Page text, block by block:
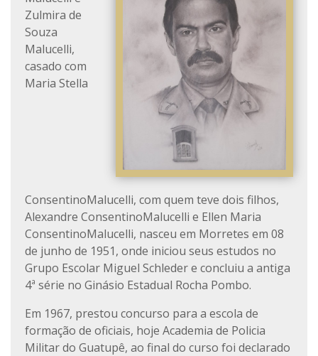
Zulmira de
Souza
Malucelli,
casado com
Maria Stella
ConsentinoMalucelli, com quem teve dois filhos,
Alexandre ConsentinoMalucelli e Ellen Maria
ConsentinoMalucelli, nasceu em Morretes em 08
de junho de 1951, onde iniciou seus estudos no
Grupo Escolar Miguel Schleder e concluiu a antiga
4ª série no Ginásio Estadual Rocha Pombo.
Em 1967, prestou concurso para a escola de
formação de oficiais, hoje Academia de Policia
Militar do Guatupê, ao final do curso foi declarado